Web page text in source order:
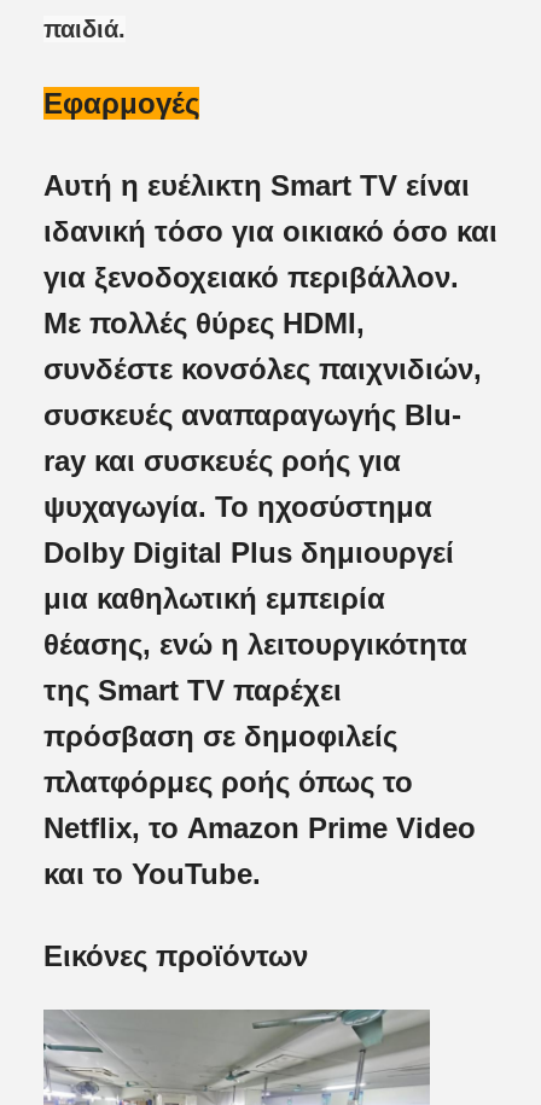
παιδιά.
Εφαρμογές
Αυτή η ευέλικτη Smart TV είναι
ιδανική τόσο για οικιακό όσο και
για ξενοδοχειακό περιβάλλον.
Με πολλές θύρες HDMI,
συνδέστε κονσόλες παιχνιδιών,
συσκευές αναπαραγωγής Blu-
ray και συσκευές ροής για
ψυχαγωγία. Το ηχοσύστημα
Dolby Digital Plus δημιουργεί
μια καθηλωτική εμπειρία
θέασης, ενώ η λειτουργικότητα
της Smart TV παρέχει
πρόσβαση σε δημοφιλείς
πλατφόρμες ροής όπως το
Netflix, το Amazon Prime Video
και το YouTube.
Εικόνες προϊόντων